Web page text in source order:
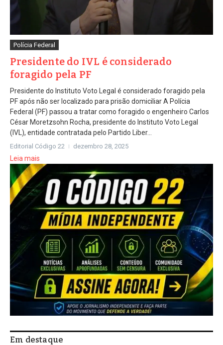
Polícia Federal
Presidente do IVL é considerado
foragido pela PF
Presidente do Instituto Voto Legal é considerado foragido pela
PF após não ser localizado para prisão domiciliar A Polícia
Federal (PF) passou a tratar como foragido o engenheiro Carlos
César Moretzsohn Rocha, presidente do Instituto Voto Legal
(IVL), entidade contratada pelo Partido Liber...
Editorial Código 22 dezembro 28, 2025
Leia mais
Em destaque